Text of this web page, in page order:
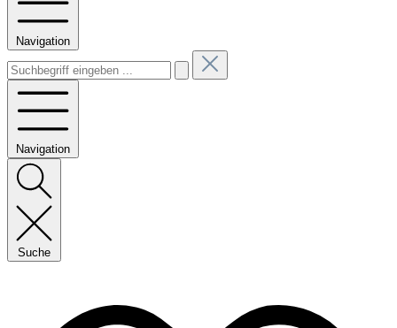
Navigation
Navigation
Suche